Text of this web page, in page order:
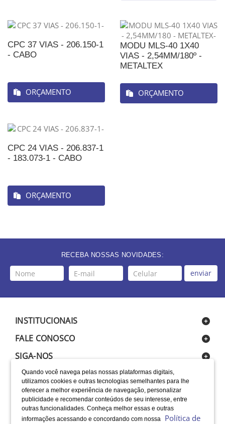
Quando você navega pelas nossas plataformas digitais,
utilizamos cookies e outras tecnologias semelhantes para lhe
oferecer a melhor experiência de navegação, personalizar
publicidade e recomendar conteúdos de seu interesse, entre
outras funcionalidades. Conheça melhor essas e outras
informações acessando e concordando com nossa
Política de
CPC 37 VIAS - 206.150-1
- CABO
ORÇAMENTO
MODU MLS-40 1X40
VIAS - 2,54MM/180º -
METALTEX
ORÇAMENTO
CPC 24 VIAS - 206.837-1
- 183.073-1 - CABO
ORÇAMENTO
RECEBA NOSSAS NOVIDADES:
enviar
INSTITUCIONAIS
FALE CONOSCO
SIGA-NOS